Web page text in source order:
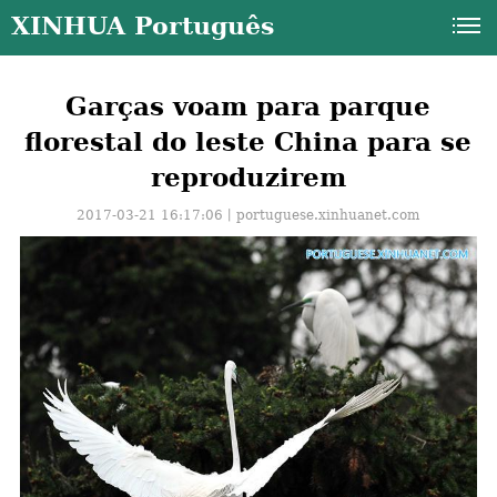
XINHUA Português
Garças voam para parque
florestal do leste China para se
reproduzirem
2017-03-21 16:17:06丨portuguese.xinhuanet.com